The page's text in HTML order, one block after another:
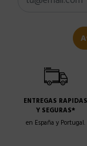
ENTREGAS RAPIDAS
Y SEGURAS*
en España y Portugal.